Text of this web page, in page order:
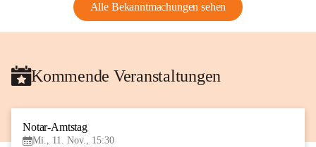
Alle Bekanntmachungen sehen
Kommende Veranstaltungen
Notar-Amtstag
Mi., 11. Nov., 15:30